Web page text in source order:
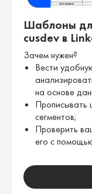
Шаблоны
cusdev в
Зачем нужен?
Вести
на основе
Прописывать
сегментов;
Проверить
его с